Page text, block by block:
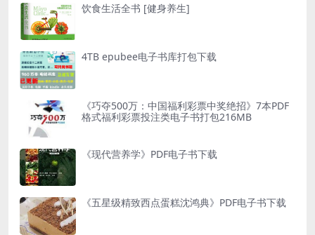
饮食生活全书 [健身养生]
4TB epubee电子书库打包下载
《巧夺500万：中国福利彩票中奖绝招》7本PDF
格式福利彩票投注类电子书打包216MB
《现代营养学》PDF电子书下载
《五星级精致西点蛋糕沈鸿典》PDF电子书下载